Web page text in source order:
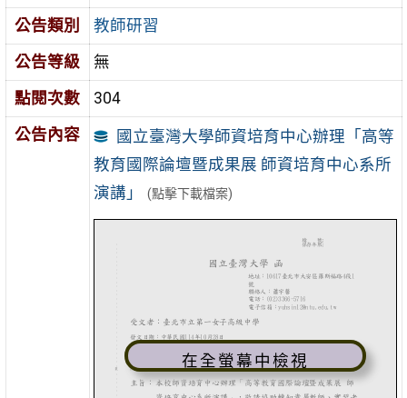
公告類別
教師研習
公告等級
無
點閱次數
304
公告內容
國立臺灣大學師資培育中心辦理「高等
教育國際論壇暨成果展 師資培育中心系所
演講」
(點擊下載檔案)
在全螢幕中檢視